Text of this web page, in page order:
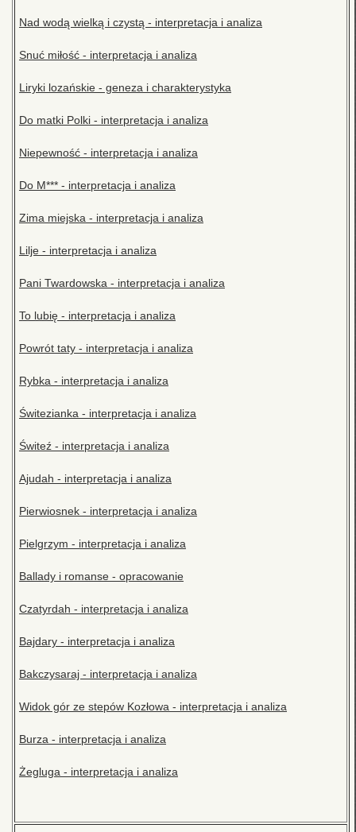
Nad wodą wielką i czystą - interpretacja i analiza
Snuć miłość - interpretacja i analiza
Liryki lozańskie - geneza i charakterystyka
Do matki Polki - interpretacja i analiza
Niepewność - interpretacja i analiza
Do M*** - interpretacja i analiza
Zima miejska - interpretacja i analiza
Lilje - interpretacja i analiza
Pani Twardowska - interpretacja i analiza
To lubię - interpretacja i analiza
Powrót taty - interpretacja i analiza
Rybka - interpretacja i analiza
Świtezianka - interpretacja i analiza
Świteź - interpretacja i analiza
Ajudah - interpretacja i analiza
Pierwiosnek - interpretacja i analiza
Pielgrzym - interpretacja i analiza
Ballady i romanse - opracowanie
Czatyrdah - interpretacja i analiza
Bajdary - interpretacja i analiza
Bakczysaraj - interpretacja i analiza
Widok gór ze stepów Kozłowa - interpretacja i analiza
Burza - interpretacja i analiza
Żegluga - interpretacja i analiza